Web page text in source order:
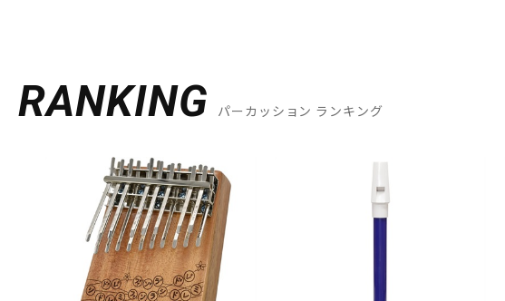
RANKING パーカッション ランキング